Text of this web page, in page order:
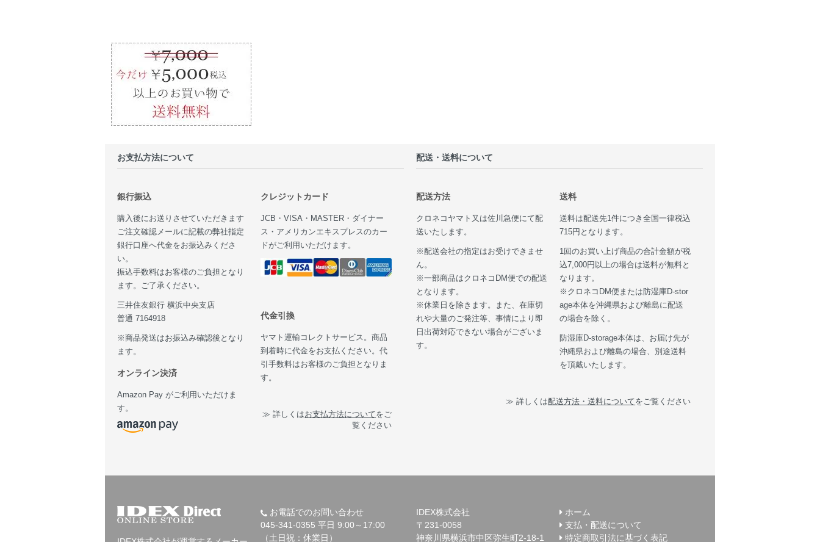
お支払方法について
銀行振込
購入後にお送りさせていただきます
ご注文確認メールに記載の弊社指定
銀行口座へ代金をお振込みくださ
い。
振込手数料はお客様のご負担となり
ます。ご了承ください。
三井住友銀行 横浜中央支店
普通 7164918
※商品発送はお振込み確認後となり
ます。
オンライン決済
Amazon Pay がご利用いただけま
す。
クレジットカード
JCB・VISA・MASTER・ダイナー
ス・アメリカンエキスプレスのカー
ドがご利用いただけます。
代金引換
ヤマト運輸コレクトサービス。商品
到着時に代金をお支払ください。代
引手数料はお客様のご負担となりま
す。
≫ 詳しくはお支払方法についてをご
覧ください
配送・送料について
配送方法
クロネコヤマト又は佐川急便にて配
送いたします。
※配送会社の指定はお受けできませ
ん。
※一部商品はクロネコDM便での配送
となります。
※休業日を除きます。また、在庫切
れや大量のご発注等、事情により即
日出荷対応できない場合がございま
す。
送料
送料は配送先1件につき全国一律税込
715円となります。
1回のお買い上げ商品の合計金額が税
込7,000円以上の場合は送料が無料と
なります。
※クロネコDM便または防湿庫D-stor
age本体を沖縄県および離島に配送
の場合を除く。
防湿庫D-storage本体は、お届け先が
沖縄県および離島の場合、別途送料
を頂戴いたします。
≫ 詳しくは配送方法・送料についてをご覧ください
お電話でのお問い合わせ
045-341-0355 平日 9:00～17:00
（土日祝：休業日）
IDEX株式会社
〒231-0058
神奈川県横浜市中区弥生町2-18-1
ホーム
支払・配送について
特定商取引法に基づく表記